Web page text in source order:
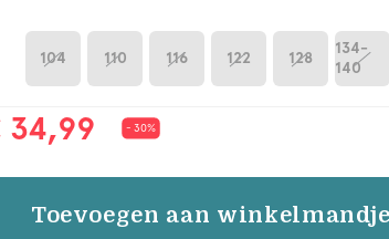
104 110 116 122 128
134-
140
34,99 - 30%
Toevoegen aan